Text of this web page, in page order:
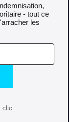
- tout ce
les
clic.